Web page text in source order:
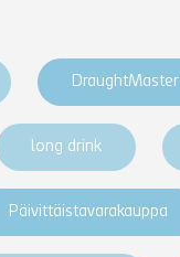
DraughtMaster
long drink
Päivittäistavarakauppa